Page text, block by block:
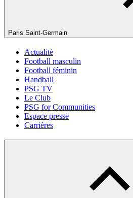
Paris Saint-Germain
Actualité
Football masculin
Football féminin
Handball
PSG TV
Le Club
PSG for Communities
Espace presse
Carrières